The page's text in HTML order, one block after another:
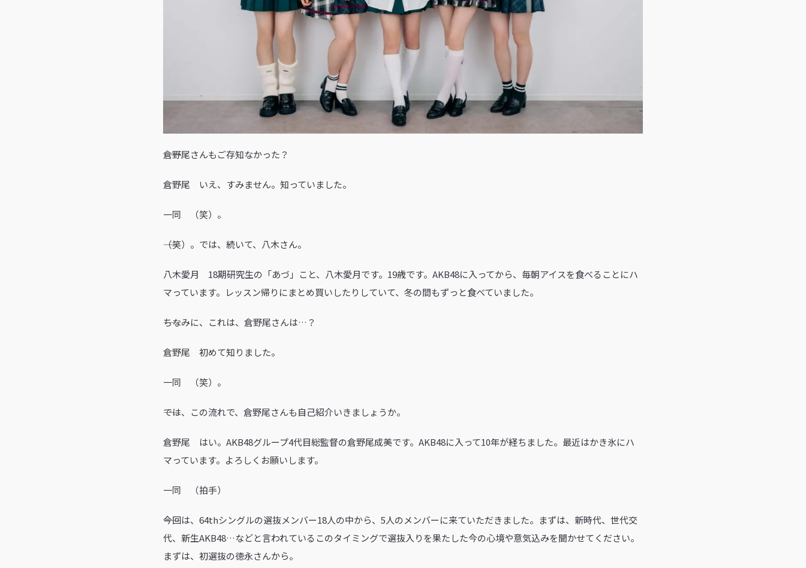
――倉野尾さんもご存知なかった？
倉野尾 いえ、すみません。知っていました。
一同 （笑）。
――（笑）。では、続いて、八木さん。
八木愛月 18期研究生の「あづ」こと、八木愛月です。19歳です。AKB48に入ってから、毎朝アイスを食べることにハ
マっています。レッスン帰りにまとめ買いしたりしていて、冬の間もずっと食べていました。
――ちなみに、これは、倉野尾さんは…？
倉野尾 初めて知りました。
一同 （笑）。
――では、この流れで、倉野尾さんも自己紹介いきましょうか。
倉野尾 はい。AKB48グループ4代目総監督の倉野尾成美です。AKB48に入って10年が経ちました。最近はかき氷にハ
マっています。よろしくお願いします。
一同 （拍手）
――今回は、64thシングルの選抜メンバー18人の中から、5人のメンバーに来ていただきました。まずは、新時代、世代交
代、新生AKB48…などと言われているこのタイミングで選抜入りを果たした今の心境や意気込みを聞かせてください。
まずは、初選抜の徳永さんから。